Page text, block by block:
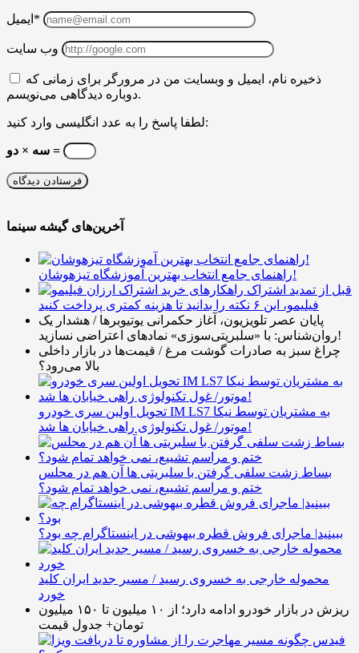
ایمیل*
وب سایت
ذخیره نام، ایمیل و وبسایت من در مرورگر برای زمانی که
دوباره دیدگاهی می‌نویسم.
لطفا پاسخ را به عدد انگلیسی وارد کنید:
سه × دو =
آخرین‌های گیشه سینما
راهنمای جامع انتخاب بهترین آموزشگاه تیزهوشان!
قبل از تمدید اشتراک
فیلیمو، این ۶ نکته را بدانید تا هزینه کمتری پرداخت کنید
پایان عصر تلویزیون، آغاز حکمرانی یوتیوبرها / هشدار یک
روان‌شناس: با «سلبریتی‌سوزی» نمادهای اعتراضی نسازید!
چراغ سبز به صادرات گوشت مرغ / قیمت‌ها در بازار داخلی
بالا می‌رود؟
تحویل اولین سری خودرو IM LS7 به مشتریان توسط نیکا
موتور/ غول تکنولوژی راهی خیابان ها شد!
بساط زشت سلفی گرفتن با سلبریتی ها آن هم در محلس
ختم و مراسم تشییع، نمی خواهد تمام شود؟
ببینید| ماجرای فروش قطره بیهوشی در اینستاگرام چه بود؟
محموله خارجی به خسروی رسید / مسیر جدید ایران کلید
خورد
ریزش در بازار خودرو ادامه دارد؛ از ۱۰ میلیون تا ۱۵۰ میلیون
تومان+ جدول قیمت